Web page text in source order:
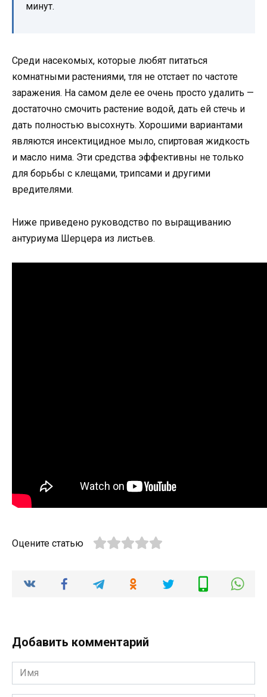
минут.
Среди насекомых, которые любят питаться
комнатными растениями, тля не отстает по частоте
заражения. На самом деле ее очень просто удалить —
достаточно смочить растение водой, дать ей стечь и
дать полностью высохнуть. Хорошими вариантами
являются инсектицидное мыло, спиртовая жидкость
и масло нима. Эти средства эффективны не только
для борьбы с клещами, трипсами и другими
вредителями.
Ниже приведено руководство по выращиванию
антуриума Шерцера из листьев.
Оцените статью
Добавить комментарий
Имя
*